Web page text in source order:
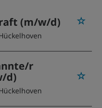
(m/w/d)
r
d)